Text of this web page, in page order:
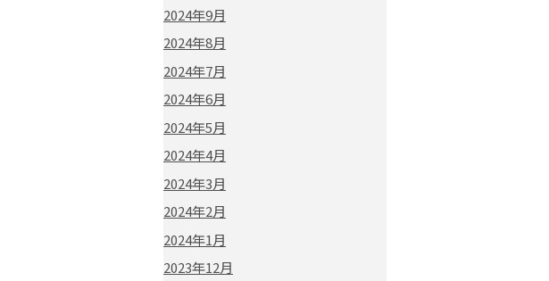
2024年9月
2024年8月
2024年7月
2024年6月
2024年5月
2024年4月
2024年3月
2024年2月
2024年1月
2023年12月